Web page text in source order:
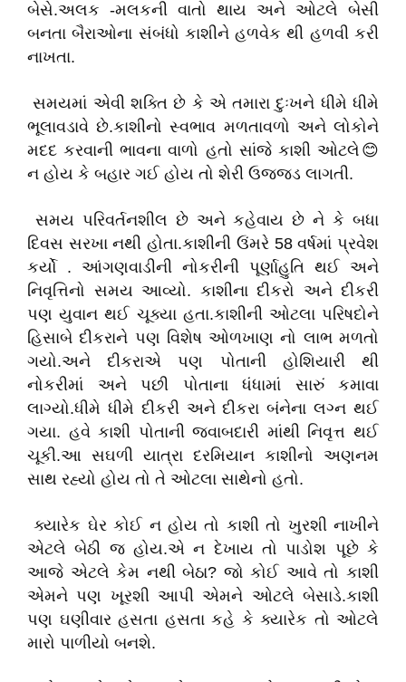
બેસે.અલક -મલકની વાતો થાય અને ઓટલે બેસી
બનતા બૈરાઓના સંબંધો કાશીને હળવેક થી હળવી કરી
નાખતા.
સમયમાં એવી શક્તિ છે કે એ તમારા દુઃખને ધીમે ધીમે
ભૂલાવડાવે છે.કાશીનો સ્વભાવ મળતાવળો અને લોકોને
મદદ કરવાની ભાવના વાળો હતો સાંજે કાશી ઓટલે😊
ન હોય કે બહાર ગઈ હોય તો શેરી ઉજજડ લાગતી.
સમય પરિવર્તનશીલ છે અને કહેવાય છે ને કે બધા
દિવસ સરખા નથી હોતા.કાશીની ઉંમરે 58 વર્ષમાં પ્રવેશ
કર્યો . આંગણવાડીની નોકરીની પૂર્ણાહુતિ થઈ અને
નિવૃત્તિનો સમય આવ્યો. કાશીના દીકરો અને દીકરી
પણ યુવાન થઈ ચૂક્યા હતા.કાશીની ઓટલા પરિષદોને
હિસાબે દીકરાને પણ વિશેષ ઓળખાણ નો લાભ મળતો
ગયો.અને દીકરાએ પણ પોતાની હોશિયારી થી
નોકરીમાં અને પછી પોતાના ધંધામાં સારું કમાવા
લાગ્યો.ધીમે ધીમે દીકરી અને દીકરા બંનેના લગ્ન થઈ
ગયા. હવે કાશી પોતાની જવાબદારી માંથી નિવૃત્ત થઈ
ચૂકી.આ સઘળી યાત્રા દરમિયાન કાશીનો અણનમ
સાથ રહ્યો હોય તો તે ઓટલા સાથેનો હતો.
ક્યારેક ઘેર કોઈ ન હોય તો કાશી તો ખુરશી નાખીને
એટલે બેઠી જ હોય.એ ન દેખાય તો પાડોશ પૂછે કે
આજે એટલે કેમ નથી બેઠા? જો કોઈ આવે તો કાશી
એમને પણ ખૂરશી આપી એમને ઓટલે બેસાડે.કાશી
પણ ઘણીવાર હસતા હસતા કહે કે ક્યારેક તો ઓટલે
મારો પાળીયો બનશે.